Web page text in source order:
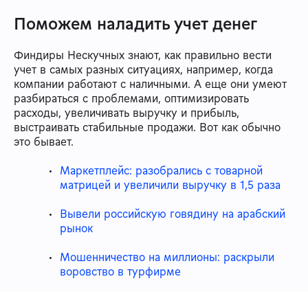
Поможем наладить учет денег
Финдиры Нескучных знают, как правильно вести
учет в самых разных ситуациях, например, когда
компании работают с наличными. А еще они умеют
разбираться с проблемами, оптимизировать
расходы, увеличивать выручку и прибыль,
выстраивать стабильные продажи. Вот как обычно
это бывает.
Маркетплейс: разобрались с товарной
матрицей и увеличили выручку в 1,5 раза
Вывели российскую говядину на арабский
рынок
Мошенничество на миллионы: раскрыли
воровство в турфирме